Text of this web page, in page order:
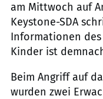
am Mittwoch auf
Keystone-SDA
Informationen des
Kinder ist
Beim Angriff auf
wurden zwei